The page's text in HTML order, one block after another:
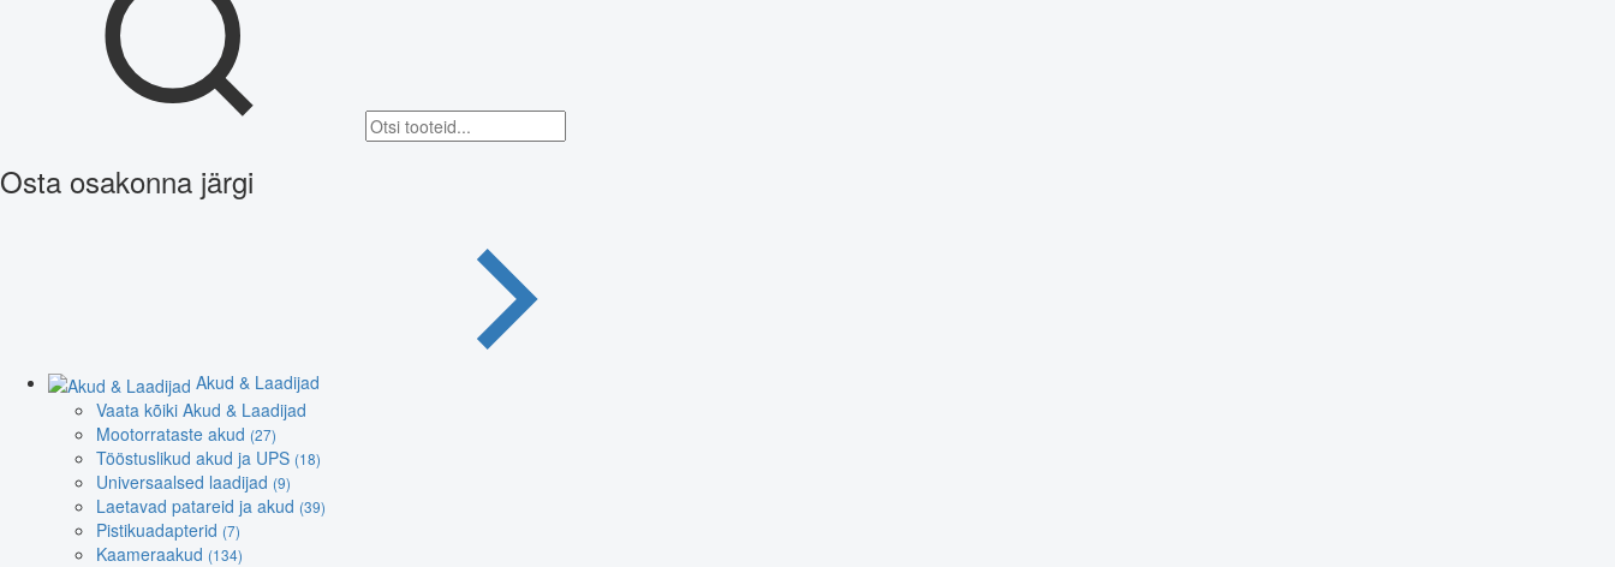
Osta osakonna järgi
Akud & Laadijad
Vaata kõiki Akud & Laadijad
Mootorrataste akud (27)
Tööstuslikud akud ja UPS (18)
Universaalsed laadijad (9)
Laetavad patareid ja akud (39)
Pistikuadapterid (7)
Kaameraakud (134)